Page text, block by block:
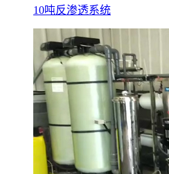
10吨反渗透系统